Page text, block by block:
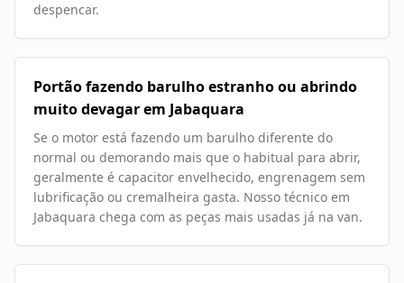
despencar.
Portão fazendo barulho estranho ou abrindo
muito devagar em Jabaquara
Se o motor está fazendo um barulho diferente do
normal ou demorando mais que o habitual para abrir,
geralmente é capacitor envelhecido, engrenagem sem
lubrificação ou cremalheira gasta. Nosso técnico em
Jabaquara chega com as peças mais usadas já na van.